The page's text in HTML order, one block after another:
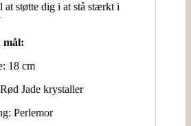
at støtte dig i at stå stærkt i
mål:
18 cm
Jade krystaller
Perlemor